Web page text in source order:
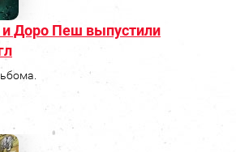
и Доро Пеш выпустили